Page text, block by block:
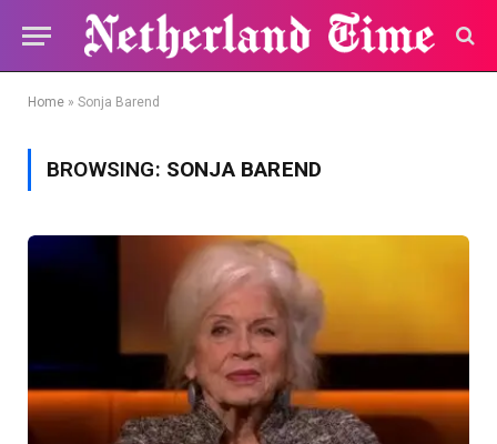
Home » Sonja Barend
BROWSING: SONJA BAREND